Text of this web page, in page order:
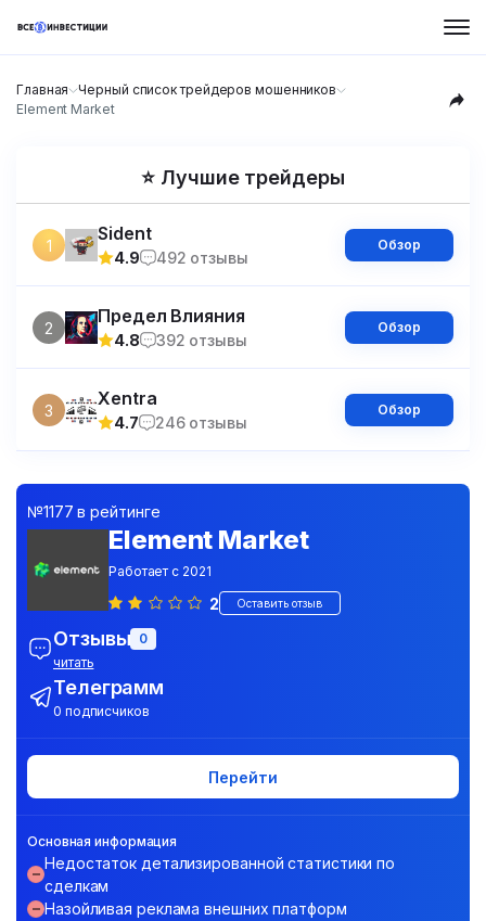
Главная Черный список трейдеров мошенников
Element Market
⭐ Лучшие трейдеры
1
Sident
4.9 492 отзывы
Обзор
2
Предел Влияния
4.8 392 отзывы
Обзор
3
Xentra
4.7 246 отзывы
Обзор
№1177 в рейтинге
Element Market
Работает с 2021
2 Оставить отзыв
Отзывы 0
читать
Телеграмм
0 подписчиков
Основная информация
Недостаток детализированной статистики по
сделкам
Назойливая реклама внешних платформ
Перейти